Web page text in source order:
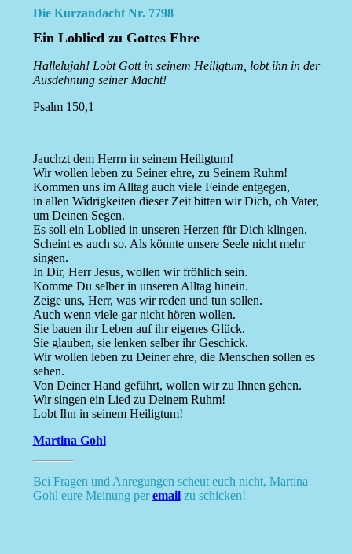
Die Kurzandacht Nr. 7798
Ein Loblied zu Gottes Ehre
Hallelujah! Lobt Gott in seinem Heiligtum, lobt ihn in der
Ausdehnung seiner Macht!
Psalm 150,1
Jauchzt dem Herrn in seinem Heiligtum!
Wir wollen leben zu Seiner ehre, zu Seinem Ruhm!
Kommen uns im Alltag auch viele Feinde entgegen,
in allen Widrigkeiten dieser Zeit bitten wir Dich, oh Vater,
um Deinen Segen.
Es soll ein Loblied in unseren Herzen für Dich klingen.
Scheint es auch so, Als könnte unsere Seele nicht mehr
singen.
In Dir, Herr Jesus, wollen wir fröhlich sein.
Komme Du selber in unseren Alltag hinein.
Zeige uns, Herr, was wir reden und tun sollen.
Auch wenn viele gar nicht hören wollen.
Sie bauen ihr Leben auf ihr eigenes Glück.
Sie glauben, sie lenken selber ihr Geschick.
Wir wollen leben zu Deiner ehre, die Menschen sollen es
sehen.
Von Deiner Hand geführt, wollen wir zu Ihnen gehen.
Wir singen ein Lied zu Deinem Ruhm!
Lobt Ihn in seinem Heiligtum!
Martina Gohl
Bei Fragen und Anregungen scheut euch nicht, Martina
Gohl eure Meinung peremailzu schicken!